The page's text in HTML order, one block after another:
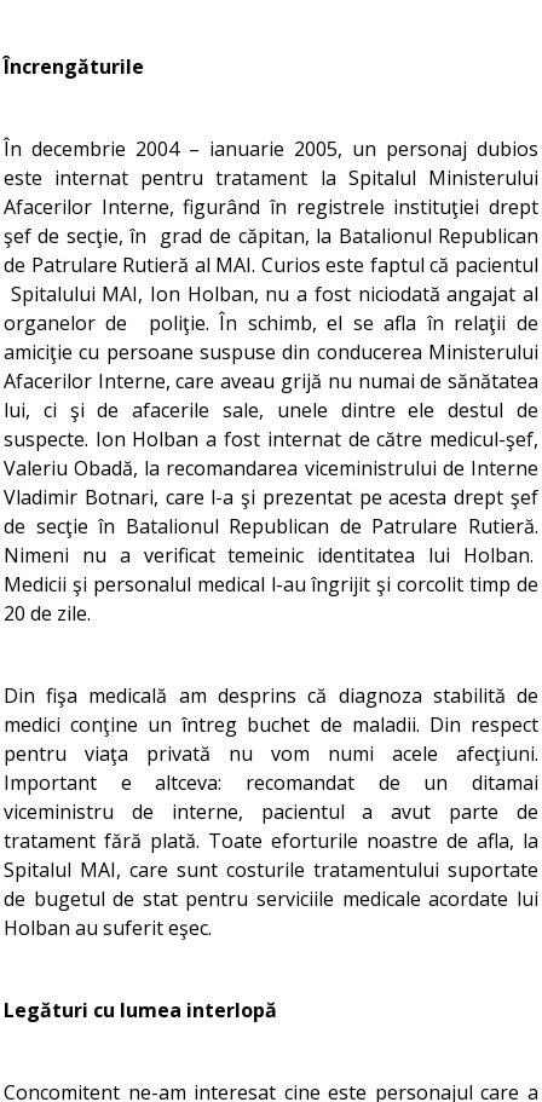
Încrengăturile
În decembrie 2004 – ianuarie 2005, un personaj dubios
este internat pentru tratament la Spitalul Ministerului
Afacerilor Interne, figurând în registrele instituţiei drept
şef de secţie, în grad de căpitan, la Batalionul Republican
de Patrulare Rutieră al MAI. Curios este faptul că pacientul
Spitalului MAI, Ion Holban, nu a fost niciodată angajat al
organelor de poliţie. În schimb, el se afla în relaţii de
amiciţie cu persoane suspuse din conducerea Ministerului
Afacerilor Interne, care aveau grijă nu numai de sănătatea
lui, ci şi de afacerile sale, unele dintre ele destul de
suspecte. Ion Holban a fost internat de către medicul-şef,
Valeriu Obadă, la recomandarea viceministrului de Interne
Vladimir Botnari, care l-a şi prezentat pe acesta drept şef
de secţie în Batalionul Republican de Patrulare Rutieră.
Nimeni nu a verificat temeinic identitatea lui Holban.
Medicii şi personalul medical l-au îngrijit şi corcolit timp de
20 de zile.
Din fişa medicală am desprins că diagnoza stabilită de
medici conţine un întreg buchet de maladii. Din respect
pentru viaţa privată nu vom numi acele afecţiuni.
Important e altceva: recomandat de un ditamai
viceministru de interne, pacientul a avut parte de
tratament fără plată. Toate eforturile noastre de afla, la
Spitalul MAI, care sunt costurile tratamentului suportate
de bugetul de stat pentru serviciile medicale acordate lui
Holban au suferit eşec.
Legături cu lumea interlopă
Concomitent ne-am interesat cine este personajul care a